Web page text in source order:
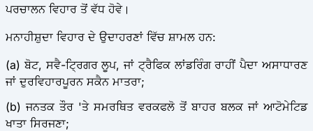
ਪਰਚਾਲਨ ਵਿਹਾਰ ਤੋਂ ਵੱਧ ਹੋਵੇ।
ਮਨਾਹੀਸ਼ੁਦਾ ਵਿਹਾਰ ਦੇ ਉਦਾਹਰਣਾਂ ਵਿੱਚ ਸ਼ਾਮਲ ਹਨ:
(a) ਬੋਟ, ਸਵੈ-ਟ੍ਰਿਗਰ ਲੂਪ, ਜਾਂ ਟ੍ਰੈਫਿਕ ਲਾਂਡਰਿੰਗ ਰਾਹੀਂ ਪੈਦਾ ਅਸਾਧਾਰਣ
ਜਾਂ ਦੁਰਵਿਹਾਰਪੂਰਨ ਸਕੈਨ ਮਾਤਰਾ;
(b) ਜਨਤਕ ਤੌਰ 'ਤੇ ਸਮਰਥਿਤ ਵਰਕਫਲੋ ਤੋਂ ਬਾਹਰ ਬਲਕ ਜਾਂ ਆਟੋਮੇਟਿਡ
ਖਾਤਾ ਸਿਰਜਣਾ;